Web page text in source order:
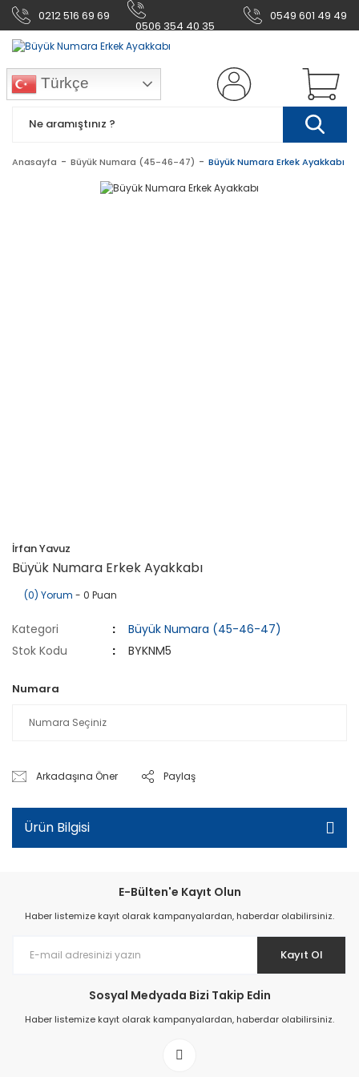
0212 516 69 69
0506 354 40 35
0549 601 49 49
Türkçe
Anasayfa Büyük Numara (45-46-47) Büyük Numara Erkek Ayakkabı
İrfan Yavuz
Büyük Numara Erkek Ayakkabı
(0) Yorum - 0 Puan
Kategori
Büyük Numara (45-46-47)
Stok Kodu
BYKNM5
Numara
Arkadaşına Öner Paylaş
Ürün Bilgisi
E-Bülten'e Kayıt Olun
Haber listemize kayıt olarak kampanyalardan, haberdar olabilirsiniz.
Kayıt Ol
Sosyal Medyada Bizi Takip Edin
Haber listemize kayıt olarak kampanyalardan, haberdar olabilirsiniz.